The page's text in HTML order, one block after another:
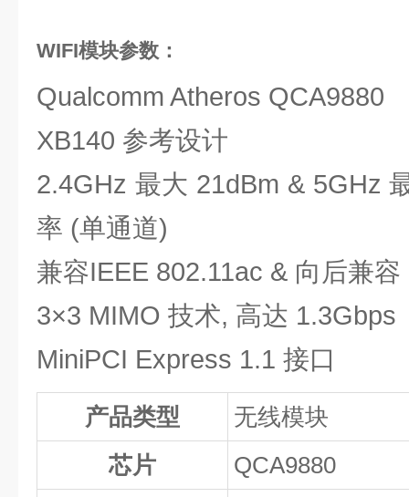
WIFI模块参数：
Qualcomm Atheros QCA9880
XB140 参考设计
2.4GHz 最大 21dBm & 5GHz
率 (单通道)
兼容IEEE 802.11ac & 向后兼
3×3 MIMO 技术, 高达 1.3Gbps
MiniPCI Express 1.1 接口
产品类型
无线模块
芯片
QCA9880